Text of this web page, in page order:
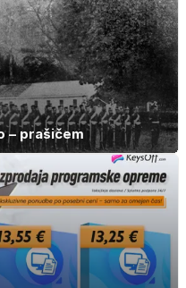
– prašičem